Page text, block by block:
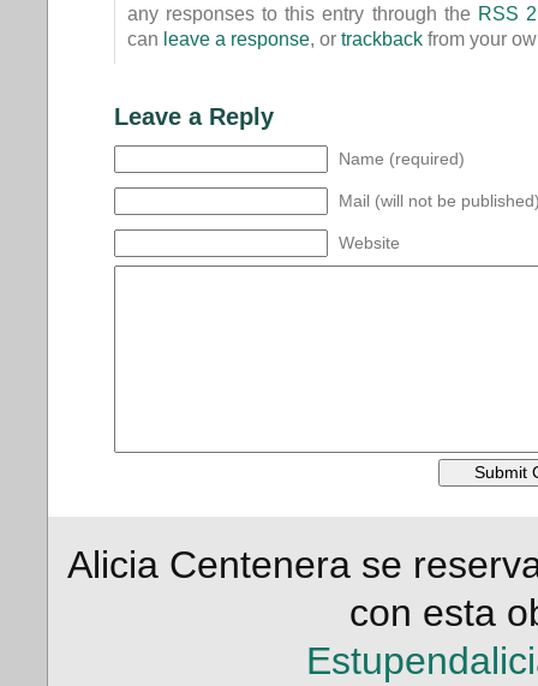
any responses to this entry through the RSS
can leave a response, or trackback from your
Leave a Reply
Name (required)
Mail (will not be
Website
Alicia Centenera se
con esta